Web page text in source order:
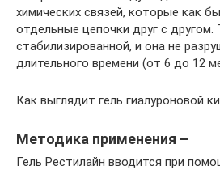
химических связей, которые как
отдельные цепочки друг с другом.
стабилизированной, и она не
длительного времени (от 6 до 12
Как выглядит гель гиалуроновой
Методика применения –
Гель Рестилайн вводится при